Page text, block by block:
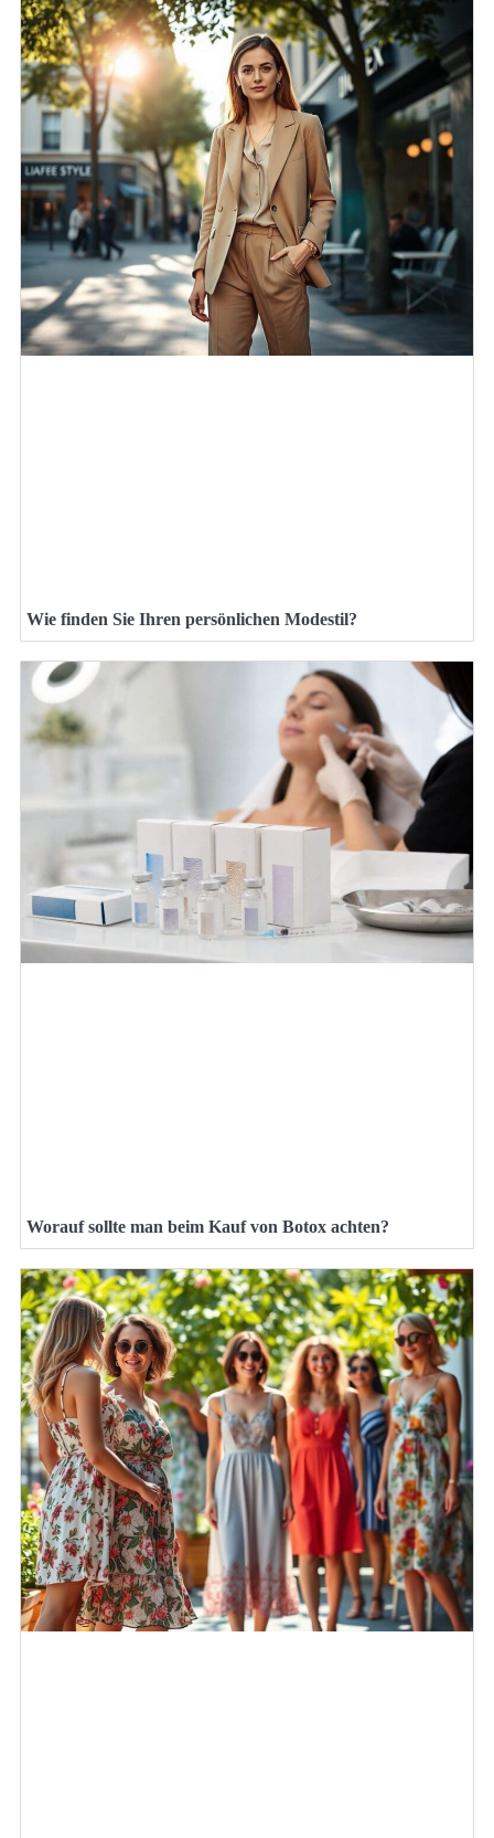
Wie finden Sie Ihren persönlichen Modestil?
Worauf sollte man beim Kauf von Botox achten?